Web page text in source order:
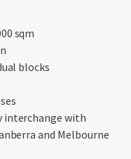
to major roads such
route connecting
strategic location
operations that
or regular travel
55 minutes from
sqm
blocks
interchange with
and Melbourne